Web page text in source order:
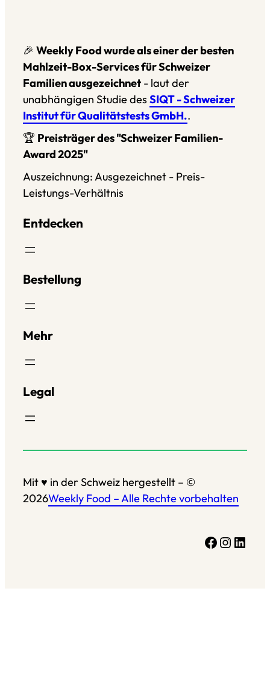
🎉 Weekly Food wurde als einer der besten
Mahlzeit-Box-Services für Schweizer
Familien ausgezeichnet - laut der
unabhängigen Studie desSIQT - Schweizer
Institut für Qualitätstests GmbH..
🏆 Preisträger des "Schweizer Familien-
Award 2025"
Auszeichnung: Ausgezeichnet - Preis-
Leistungs-Verhältnis
Entdecken
Bestellung
Mehr
Legal
Mit ♥ in der Schweiz hergestellt – ©
2026Weekly Food – Alle Rechte vorbehalten
Facebook Instagram LinkedIn